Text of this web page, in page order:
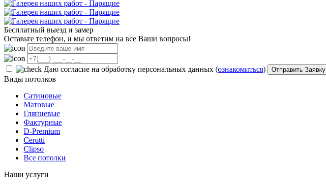
Бесплатный выезд и замер
Оставьте телефон, и мы ответим на все Ваши вопросы!
Даю согласие на обработку персональных данных (ознакомиться) Отправить Заявку
Виды потолков
Сатиновые
Матовые
Глянцевые
Фактурные
D-Premium
Cerutti
Clipso
Все потолки
Наши услуги